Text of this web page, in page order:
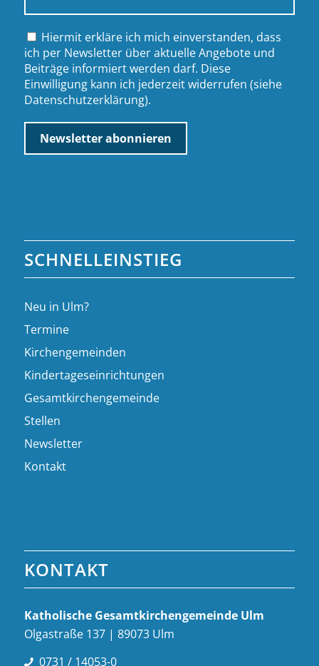
Hiermit erkläre ich mich einverstanden, dass
ich per Newsletter über aktuelle Angebote und
Beiträge informiert werden darf. Diese
Einwilligung kann ich jederzeit widerrufen (siehe
Datenschutzerklärung).
SCHNELLEINSTIEG
Neu in Ulm?
Termine
Kirchengemeinden
Kindertageseinrichtungen
Gesamtkirchengemeinde
Stellen
Newsletter
Kontakt
KONTAKT
Katholische Gesamt­kirchen­gemeinde Ulm
Olgastraße 137 | 89073 Ulm
0731 / 14053-0